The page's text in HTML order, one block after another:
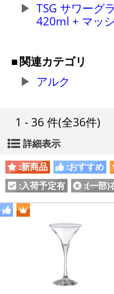
TSG サワーグ
420ml + マッ
関連カテゴリ
アルク
1 - 36 件(全36件)
詳細表示
:新商品 :おすすめ
:入荷予定有
:(一部)